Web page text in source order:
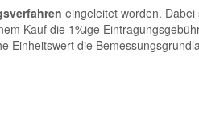
eingeleitet worden.
Kauf die 1%ige
Einheitswert die